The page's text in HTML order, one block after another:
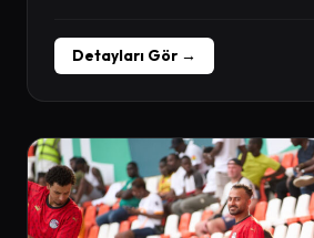
Detayları Gör →